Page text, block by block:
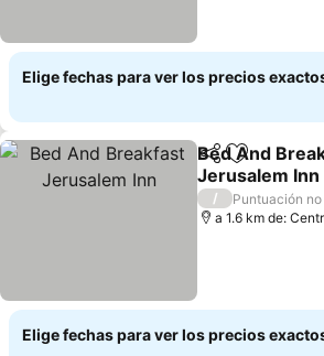
Elige fechas para ver los precios
CompartirAgregar a
Bed And
Jerusalem Inn
/
Puntuación
a 1.6 km de:
Elige fechas para ver los precios